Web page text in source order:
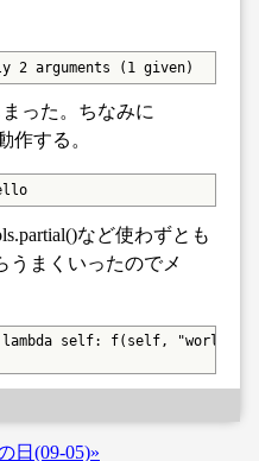
2 arguments (1 given)
った。ちなみに
作する。
など使わずとも
うまくいったのでメ
self: f(self, "world"))
日(09-05)»